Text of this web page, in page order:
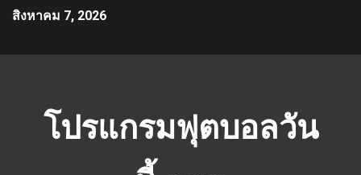
สิงหาคม 7, 2026
โปรแกรมฟุตบอลวัน